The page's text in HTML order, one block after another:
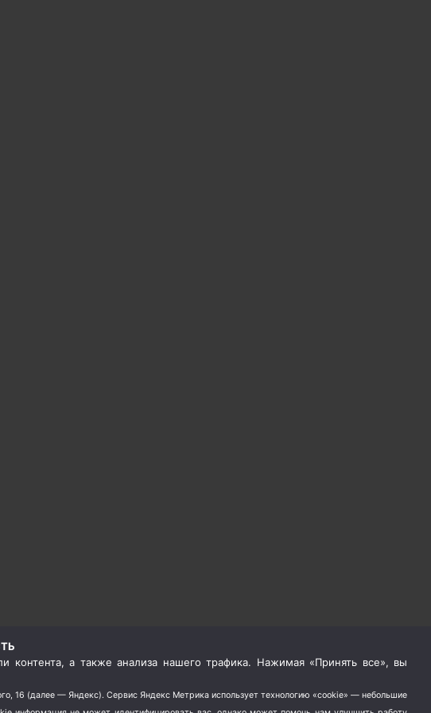
а также анализа нашего трафика. Нажимая «Принять все», вы
16 (далее — Яндекс). Сервис Яндекс Метрика использует технологию «cookie» — небольшие